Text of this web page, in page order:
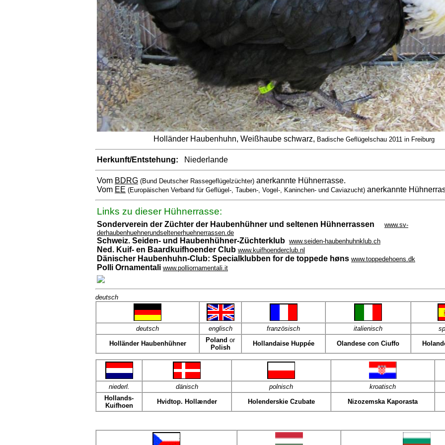
Holländer Haubenhuhn, Weißhaube schwarz, Badische Geflügelschau 2011 in Freiburg
Herkunft/Entstehung: Niederlande
Vom BDRG (Bund Deutscher Rassegeflügelzüchter) anerkannte Hühnerrasse.
Vom EE (Europäischen Verband für Geflügel-, Tauben-, Vogel-, Kaninchen- und Caviazucht) anerkannte
Links zu dieser Hühnerrasse:
Sonderverein der Züchter der Haubenhühner und seltenen Hühnerrassen
www.sv-
derhaubenhuehnerundseltenerhuehnerrassen.de
Schweiz. Seiden- und Haubenhühner-Züchterklub www.seiden-haubenhuhnklub.ch
Ned. Kuif- en Baardkuifhoender Club www.kuifhoenderclub.nl
Dänischer Haubenhuhn-Club: Specialklubben for de toppede høns www.toppedehoens.dk
Polli Ornamentali www.polliornamentali.it
deutsch
deutsch englisch französisch italienisch
Holländer Haubenhühner
Poland or
Polish
Hollandaise Huppée Olandese con Ciuffo
niederl. dänisch polnisch
kroatisch
Hollands-
Kuifhoen
Hvidtop. Hollænder Holenderskie Czubate Nizozemska Kaporasta